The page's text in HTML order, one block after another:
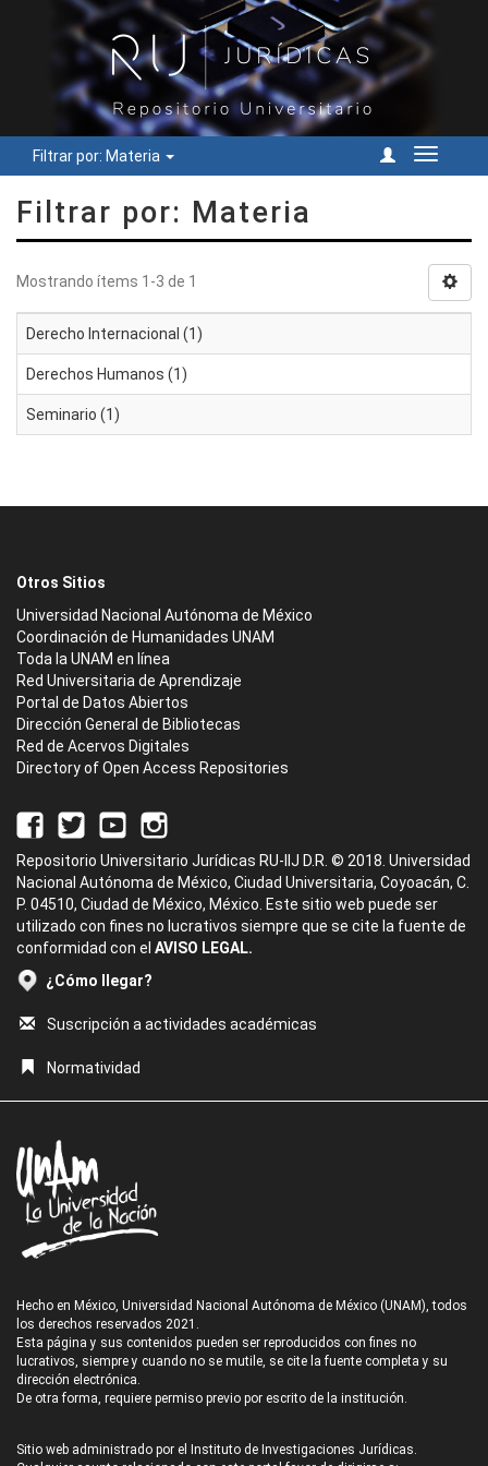
Filtrar por: Materia
Cambiar
Filtrar por: Materia
Mostrando ítems 1-3 de 1
Derecho Internacional (1)
Derechos Humanos (1)
Seminario (1)
Otros Sitios
Universidad Nacional Autónoma de México
Coordinación de Humanidades UNAM
Toda la UNAM en línea
Red Universitaria de Aprendizaje
Portal de Datos Abiertos
Dirección General de Bibliotecas
Red de Acervos Digitales
Directory of Open Access Repositories
Repositorio Universitario Jurídicas RU-IIJ D.R. © 2018. Universidad
Nacional Autónoma de México, Ciudad Universitaria, Coyoacán, C.
P. 04510, Ciudad de México, México. Este sitio web puede ser
utilizado con fines no lucrativos siempre que se cite la fuente de
conformidad con el AVISO LEGAL.
¿Cómo llegar?
Suscripción a actividades académicas
Normatividad
Hecho en México, Universidad Nacional Autónoma de México (UNAM), todos
los derechos reservados 2021.
Esta página y sus contenidos pueden ser reproducidos con fines no
lucrativos, siempre y cuando no se mutile, se cite la fuente completa y su
dirección electrónica.
De otra forma, requiere permiso previo por escrito de la institución.
Sitio web administrado por el Instituto de Investigaciones Jurídicas.